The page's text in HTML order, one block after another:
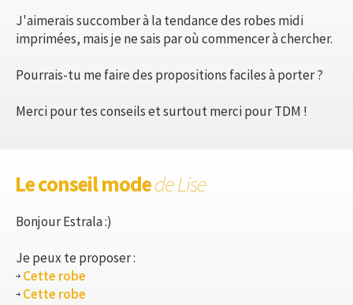
J'aimerais succomber à la tendance des robes midi
imprimées, mais je ne sais par où commencer à chercher.
Pourrais-tu me faire des propositions faciles à porter ?
Merci pour tes conseils et surtout merci pour TDM !
Le conseil modede Lise
Bonjour Estrala :)
Je peux te proposer :
Cette robe
Cette robe